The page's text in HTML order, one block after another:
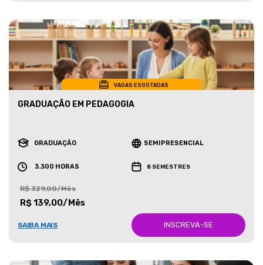
VAGAS ESGOTADAS
GRADUAÇÃO EM PEDAGOGIA
GRADUAÇÃO SEMIPRESENCIAL
3.300 HORAS 8 SEMESTRES
R$ 329,00/Mês
R$ 139,00/Mês
SAIBA MAIS INSCREVA-SE